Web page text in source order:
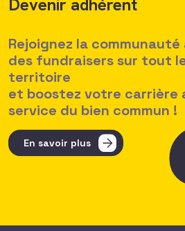
Devenir adhérent
Rejoignez la
des fundraisers sur tout
territoire
et boostez votre carrière
service du bien commun !
En savoir plus